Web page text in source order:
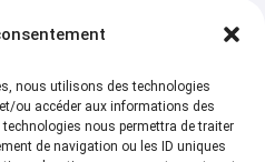
nous utilisons des technologies
ou accéder aux informations des
nous permettra de traiter
de navigation ou les ID uniques